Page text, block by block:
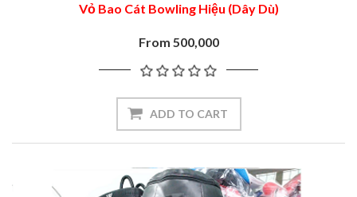
Vỏ Bao Cát Bowling Hiệu (Dây Dù)
From 500,000